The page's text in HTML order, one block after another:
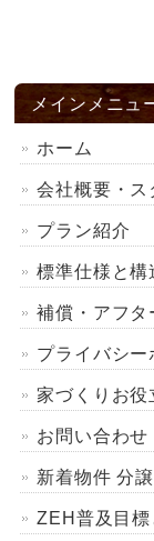
メインメニュ
ホーム
会社概要・ス
プラン紹介
標準仕様と構
補償・アフタ
プライバシー
家づくりお役
お問い合わせ
新着物件 分
ZEH普及目